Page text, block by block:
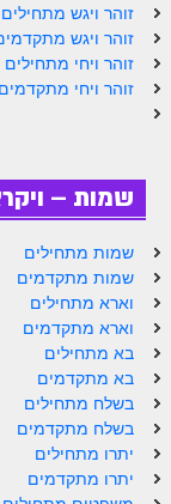
ספר הזוהר – שמות
הזוהר הקדוש שמות
הזוהר הקדוש שמות
הזוהר הקדוש וארא
הזוהר הקדוש בא
הזוהר הקדוש בשלח
הזוהר הקדוש יתרו
הזוהר הקדוש יתרו
משפטים מתחילים
זוהר ויגש מתחילים
זוהר ויגש
זוהר ויחי מתחילים
זוהר ויחי מתקדמים
שמות –
שמות מתחילים
שמות מתקדמים
וארא מתחילים
וארא מתקדמים
בא מתחילים
בא מתקדמים
בשלח מתחילים
בשלח מתקדמים
יתרו מתחילים
יתרו מתקדמים